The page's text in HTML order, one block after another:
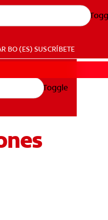
BO (ES) SUSCRÍBETE
Toggle